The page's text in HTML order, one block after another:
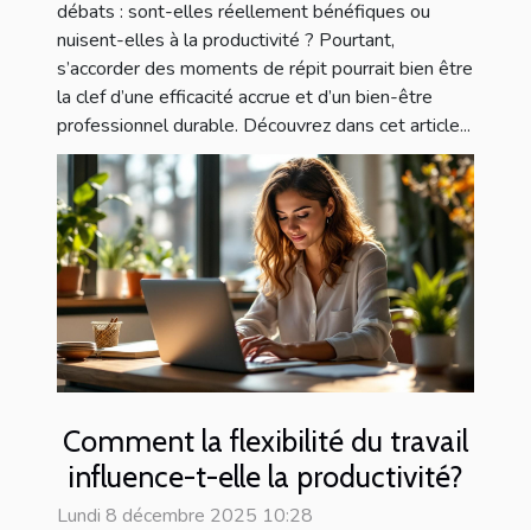
débats : sont-elles réellement bénéfiques ou
nuisent-elles à la productivité ? Pourtant,
s’accorder des moments de répit pourrait bien être
la clef d’une efficacité accrue et d’un bien-être
professionnel durable. Découvrez dans cet article...
Comment la flexibilité du travail
influence-t-elle la productivité?
Lundi 8 décembre 2025 10:28